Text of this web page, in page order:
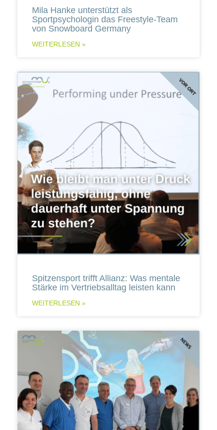
Mila Hanke unterstützt als
Sportpsychologin das Freestyle-Team
von Snowboard Germany
WEITERLESEN »
Spitzensport trifft Allianz: Was mentale
Stärke im Vertriebsalltag leisten kann
WEITERLESEN »